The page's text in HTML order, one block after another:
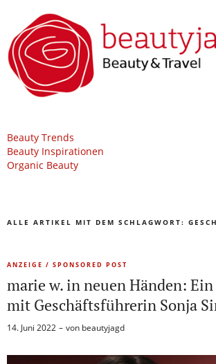
Beauty Trends
Beauty Inspirationen
Organic Beauty
ALLE ARTIKEL MIT DEM SCHLAGWORT:
ANZEIGE / SPONSORED POST
marie w. in neuen Händen:
mit Geschäftsführerin Sonja
14. Juni 2022 von beautyjagd